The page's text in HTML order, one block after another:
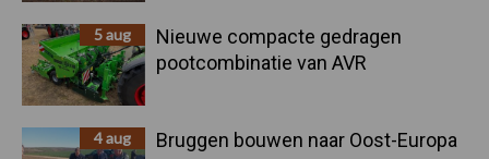
5 aug
Nieuwe compacte gedragen
pootcombinatie van AVR
4 aug Bruggen bouwen naar Oost-Europa